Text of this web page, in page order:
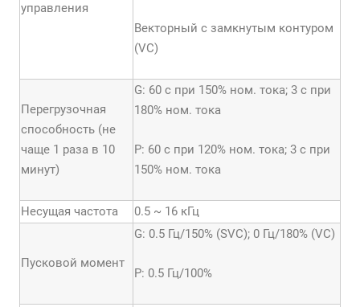
управления
Векторный с замкнутым контуром
(VC)
Перегрузочная
способность (не
чаще 1 раза в 10
минут)
G: 60 с при 150% ном. тока; 3 с при
180% ном. тока
P: 60 с при 120% ном. тока; 3 с при
150% ном. тока
Несущая частота 0.5 ~ 16 кГц
Пусковой момент
G: 0.5 Гц/150% (SVC); 0 Гц/180% (VC)
Р: 0.5 Гц/100%